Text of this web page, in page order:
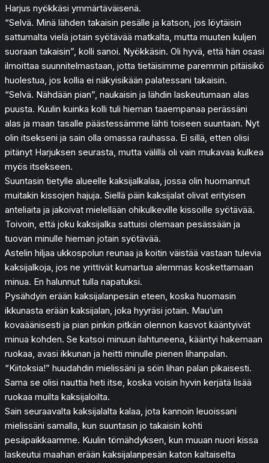
Harjus nyökkäsi ymmärtäväisenä.
“Selvä. Minä lähden takaisin pesälle ja katson, jos löytäisin
sattumalta vielä jotain syötävää matkalta, mutta muuten kuljen
suoraan takaisin”, kolli sanoi. Nyökkäsin. Oli hyvä, että hän osasi
ilmoittaa suunnitelmastaan, jotta tietäisimme paremmin pitäisikö
huolestua, jos kollia ei näkyisikään palatessani takaisin.
“Selvä. Nähdään pian”, naukaisin ja lähdin laskeutumaan alas
puusta. Kuulin kuinka kolli tuli hieman taaempanaa perässäni
alas ja maan tasalle päästessämme lähti toiseen suuntaan. Nyt
olin itsekseni ja sain olla omassa rauhassa. Ei sillä, etten olisi
pitänyt Harjuksen seurasta, mutta välillä oli vain mukavaa kulkea
myös itsekseen.
Suuntasin tietylle alueelle kaksijalkalaa, jossa olin huomannut
muitakin kissojen hajuja. Siellä päin kaksijalat olivat erityisen
anteliaita ja jakoivat mielellään ohikulkeville kissoille syötävää.
Toivoin, että joku kaksijalka sattuisi olemaan pesässään ja
tuovan minulle hieman jotain syötävää.
Astelin hiljaa ukkospolun reunaa ja koitin väistää vastaan tulevia
kaksijalkoja, jos ne yrittivät kumartua alemmas koskettamaan
minua. En halunnut tulla napatuksi.
Pysähdyin erään kaksijalanpesän eteen, koska huomasin
ikkunasta erään kaksijalan, joka hyyräsi jotain. Mau’uin
kovaäänisesti ja pian pinkin pitkän olennon kasvot kääntyivät
minua kohden. Se katsoi minuun ilahtuneena, kääntyi hakemaan
ruokaa, avasi ikkunan ja heitti minulle pienen lihanpalan.
“Kiitoksia!” huudahdin mielissäni ja söin lihan palan pikaisesti.
Sama se olisi nauttia heti itse, koska voisin hyvin kerjätä lisää
ruokaa muilta kaksijaloilta.
Sain seuraavalta kaksijalalta kalaa, jota kannoin leuoissani
mielissäni samalla, kun suuntasin jo takaisin kohti
pesäpaikkaamme. Kuulin tömähdyksen, kun muuan nuori kissa
laskeutui maahan erään kaksijalanpesän katon kaltaiselta